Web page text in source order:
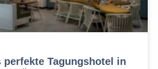
perfekte Tagungshotel in